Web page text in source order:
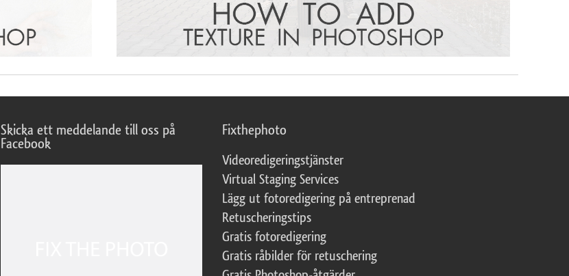
Skicka ett meddelande till oss på
Facebook
Fixthephoto
Videoredigeringstjänster
Virtual Staging Services
Lägg ut fotoredigering på entreprenad
Retuscheringstips
Gratis fotoredigering
Gratis råbilder för retuschering